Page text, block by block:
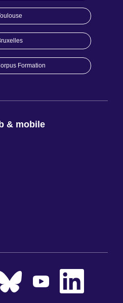
& mobile
Formation